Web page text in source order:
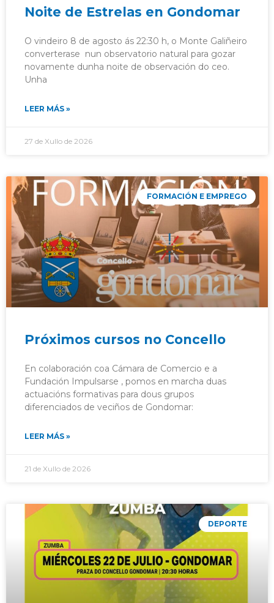
Noite de Estrelas en Gondomar
O vindeiro 8 de agosto ás 22:30 h, o Monte Galiñeiro
converterase nun observatorio natural para gozar
novamente dunha noite de observación do ceo.
Unha
LEER MÁS »
27 de Xullo de 2026
FORMACIÓN E EMPREGO
Próximos cursos no Concello
En colaboración coa Cámara de Comercio e a
Fundación Impulsarse , pomos en marcha duas
actuacións formativas para dous grupos
diferenciados de veciños de Gondomar:
LEER MÁS »
21 de Xullo de 2026
DEPORTE